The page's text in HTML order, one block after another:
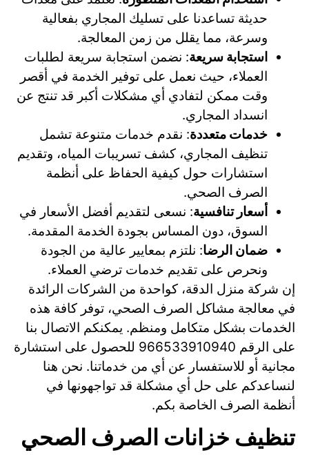
حديثة تساعدنا على تسليك المجاري بفعالية
وسرعة، مما يقلل من زمن المعالجة.
استجابة سريعة: نضمن استجابة سريعة لطلبات
العملاء، حيث نعمل على توفير الخدمة في أقصر
وقت ممكن لتفادي أي مشكلات أكبر قد تنتج عن
انسداد المجاري.
خدمات متعددة: نقدم خدمات متنوعة تشمل
تنظيف المجاري، كشف تسريبات المياه، وتقديم
استشارات حول كيفية الحفاظ على أنظمة
الصرف الصحي.
أسعار تنافسية: نسعى لتقديم أفضل الأسعار في
السوق، دون المساس بجودة الخدمة المقدمة.
ضمان الرضا: نلتزم بمعايير عالية من الجودة
ونحرص على تقديم خدمات ترضي العملاء.
إن شركة منزل الدقة، كواحدة من الشركات الرائدة
في معالجة مشاكل الصرف الصحي، توفر كافة هذه
الخدمات بشكل متكامل ومنظم. يمكنكم الاتصال بنا
على الرقم 966533910940 للحصول على استشارة
مجانية أو للاستفسار عن أي من خدماتنا. نحن هنا
لنساعدكم على حل أي مشكلة قد تواجهونها في
أنظمة الصرف الخاصة بكم.
تنظيف خزانات الصرف الصحي